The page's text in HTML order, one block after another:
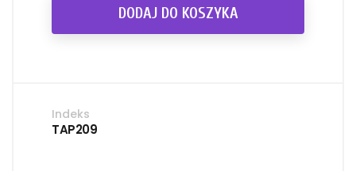
DODAJ DO KOSZYKA
Indeks
TAP209